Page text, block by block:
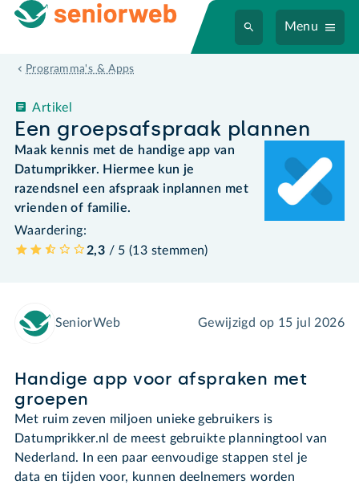
Menu
Programma's & Apps
Een groepsafspraak plannen
Artikel
Maak kennis met de handige app van
Datumprikker. Hiermee kun je
razendsnel een afspraak inplannen met
vrienden of familie.
Waardering:
2,3 / 5 (13 stemmen)
SeniorWeb Gewijzigd op 15 jul 2026
Handige app voor afspraken met
groepen
Met ruim zeven miljoen unieke gebruikers is
Datumprikker.nl de meest gebruikte planningtool van
Nederland. In een paar eenvoudige stappen stel je
data en tijden voor, kunnen deelnemers worden